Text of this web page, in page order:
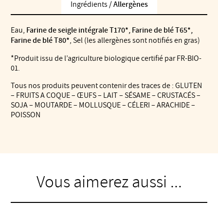
Ingrédients /Allergènes
Eau, Farine de seigle intégrale T170*, Farine de blé T65*,
Farine de blé T80* , Sel (les allergènes sont notifiés en gras)
*Produit issu de l’agriculture biologique certifié par FR-BIO-
01.
Tous nos produits peuvent contenir des traces de : GLUTEN
– FRUITS A COQUE – ŒUFS – LAIT – SÉSAME – CRUSTACÉS –
SOJA – MOUTARDE – MOLLUSQUE – CÉLERI – ARACHIDE –
POISSON
Vous aimerez aussi ...